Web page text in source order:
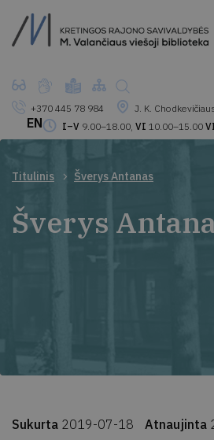
+370 445 78 984
J. K.
I–V 9.00–18.00, VI 10.00–15.00
EN
Titulinis Šverys Antanas
Šverys
Sukurta 2019-07-18 Atnaujinta